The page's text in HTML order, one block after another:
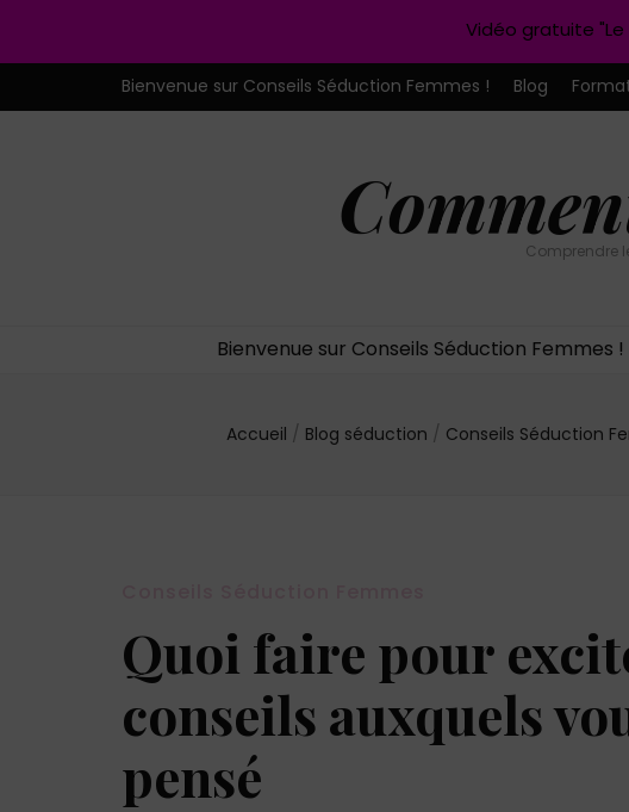
Bienvenue sur Conseils Séduction Femmes ! Blog
Comprendre
Bienvenue sur Conseils Séduction Femmes !
Accueil / Blog séduction / Conseils Séduction
Quoi faire pour
conseils auxquels
pensé
Vidéo gratuite